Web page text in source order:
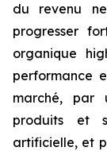
du revenu
progresser
organique
performance
marché, par
produits et
artificielle, et